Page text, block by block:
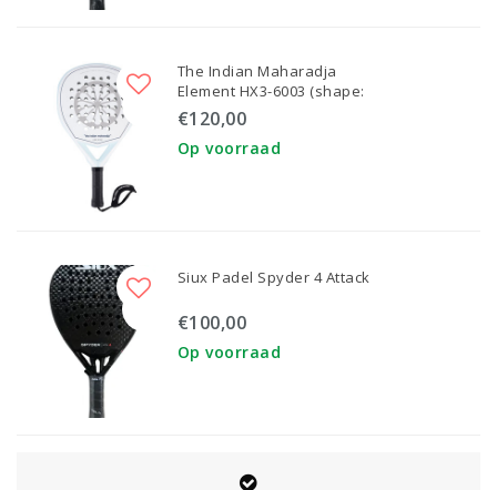
The Indian Maharadja
Element HX3-6003 (shape:
Hybrid)
€120,00
Op voorraad
Siux Padel Spyder 4 Attack
€100,00
Op voorraad